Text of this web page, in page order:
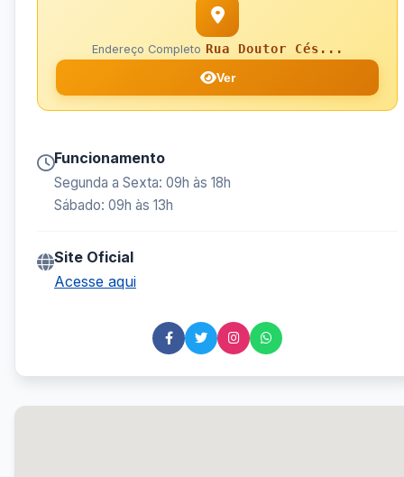
Endereço Completo Rua Doutor Cés...
Ver
Funcionamento
Segunda a Sexta: 09h às 18h
Sábado: 09h às 13h
Site Oficial
Acesse aqui